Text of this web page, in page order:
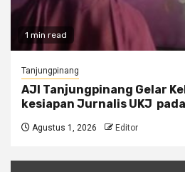
1 min read
Tanjungpinang
AJI Tanjungpinang Gelar
kesiapan Jurnalis UKJ
Agustus 1, 2026 Editor